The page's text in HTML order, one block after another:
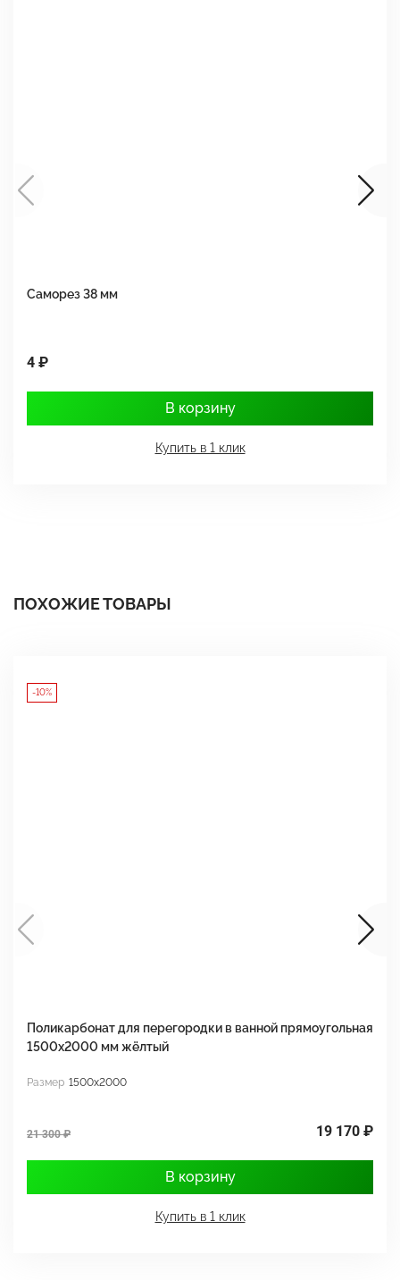
Саморез 38 мм
4 ₽
В корзину
Купить в 1 клик
ПОХОЖИЕ ТОВАРЫ
-10%
Поликарбонат для перегородки в ванной прямоугольная
1500х2000 мм жёлтый
Размер 1500x2000
21 300 ₽ 19 170 ₽
В корзину
Купить в 1 клик